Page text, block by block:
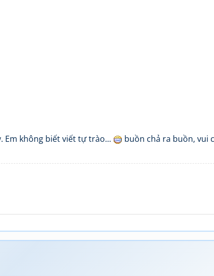
Em không biết viết tự trào...
buồn chả ra buồn, vui